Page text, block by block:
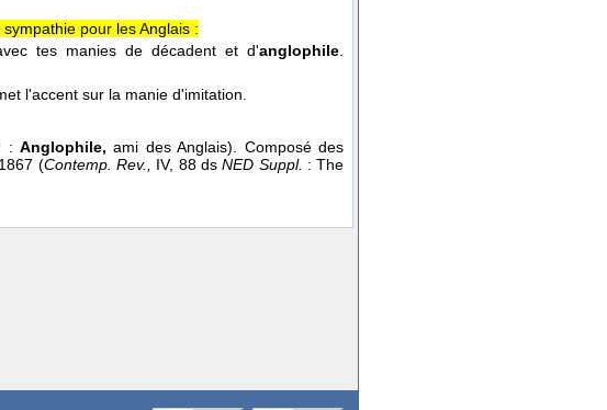
pour les Anglais :
tes manies de décadent et d'anglophile.
l'accent sur la manie d'imitation.
:Anglophile, ami des Anglais). Composé des
(Contemp. Rev., IV, 88 dsNED Suppl. : The